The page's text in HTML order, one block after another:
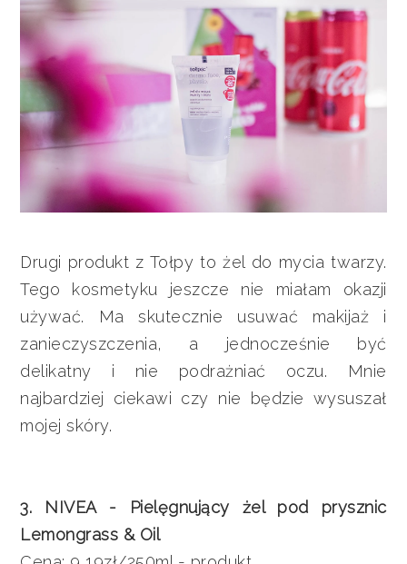
Drugi produkt z Tołpy to żel do mycia twarzy.
Tego kosmetyku jeszcze nie miałam okazji
używać. Ma skutecznie usuwać makijaż i
zanieczyszczenia, a jednocześnie być
delikatny i nie podrażniać oczu. Mnie
najbardziej ciekawi czy nie będzie wysuszał
mojej skóry.
3. NIVEA - Pielęgnujący żel pod prysznic
Lemongrass & Oil